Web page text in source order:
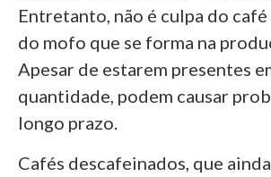
Entretanto, não é culpa do café
do mofo que se forma na
Apesar de estarem presentes
quantidade, podem causar
longo prazo.
Cafés descafeinados, que